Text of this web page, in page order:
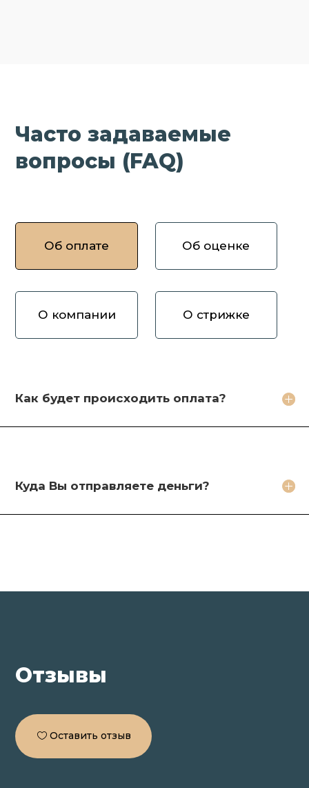
Часто задаваемые
вопросы (FAQ)
Об оплате Об оценке
О компании О стрижке
Как будет происходить оплата?
Куда Вы отправляете деньги?
Как вы оцениваете волосы?
Какое фото необходимо сделать?
Зачем продавать волосы Вам?
Какие бонусы я получу?
Кто будет стричь мои волосы?
Отзывы
Оставить отзыв